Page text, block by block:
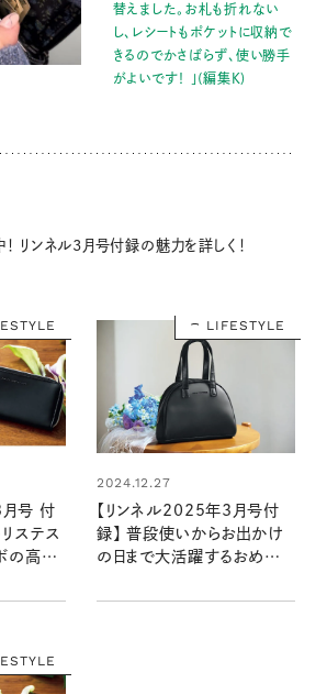
替えました。お札も折れない
し、レシートもポケットに収納で
きるのでかさばらず、使い勝手
がよいです！ 」(編集K)
リンネル3月号付録の魅力を詳しく！
月号 付
ステス
の高級
2025
LIFESTYLE
2024.12.27
【リンネル2025年3月号付
録】 普段使いからお出かけ
の日まで大活躍するおめかし
2025年3月号）